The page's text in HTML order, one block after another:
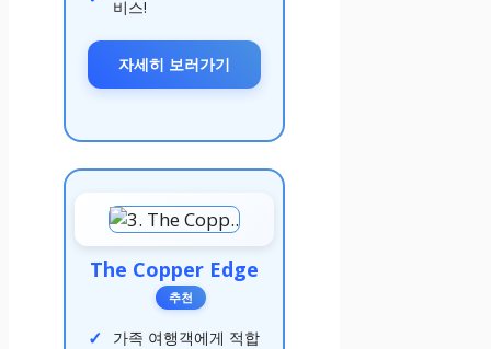
비스!
자세히 보러가기
The Copper Edge
추천
가족 여행객에게 적합